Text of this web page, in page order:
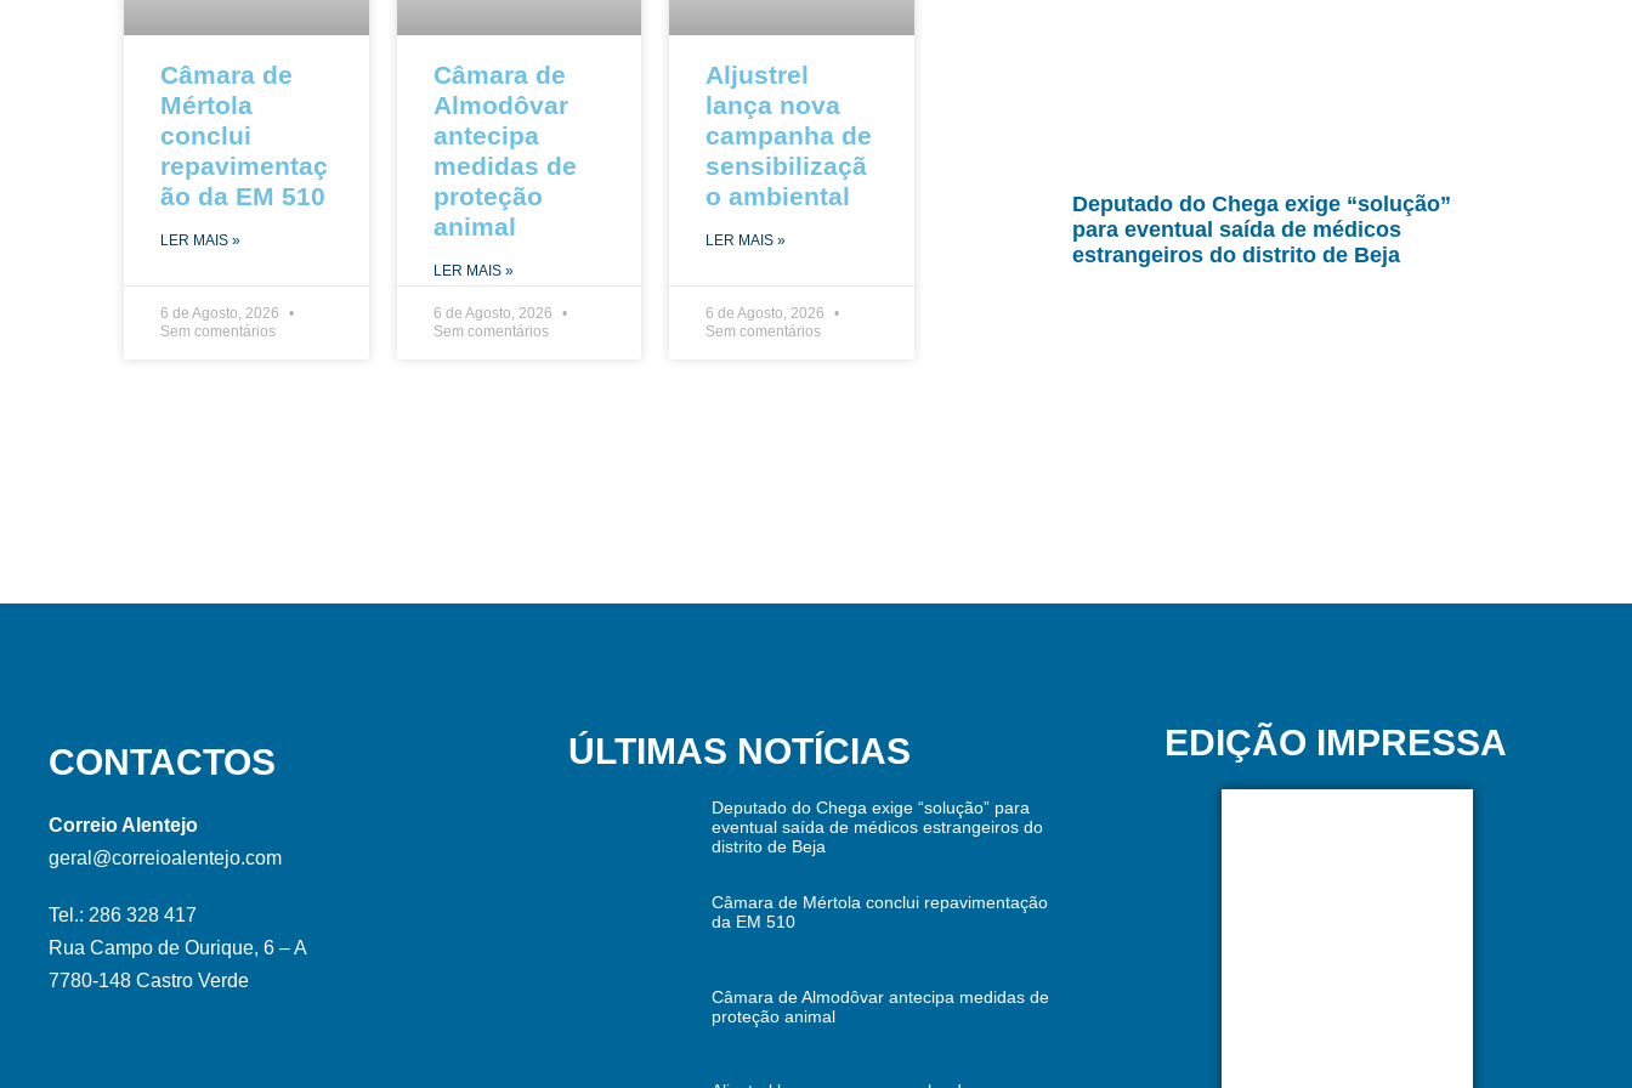
Câmara de
Mértola
conclui
repavimentaç
ão da EM 510
LER MAIS »
6 de Agosto, 2026
Sem comentários
Câmara de
Almodôvar
antecipa
medidas de
proteção
animal
LER MAIS »
6 de Agosto, 2026
Sem comentários
Aljustrel
lança nova
campanha de
sensibilizaçã
o ambiental
LER MAIS »
6 de Agosto, 2026
Sem comentários
Deputado do Chega exige “solução”
para eventual saída de médicos
estrangeiros do distrito de Beja
CONTACTOS
Correio Alentejo
geral@correioalentejo.com
Tel.: 286 328 417
Rua Campo de Ourique, 6 – A
7780-148 Castro Verde
ÚLTIMAS NOTÍCIAS
Deputado do Chega exige “solução” para
eventual saída de médicos estrangeiros do
distrito de Beja
Câmara de Mértola conclui repavimentação
da EM 510
Câmara de Almodôvar antecipa medidas de
proteção animal
EDIÇÃO IMPRESSA